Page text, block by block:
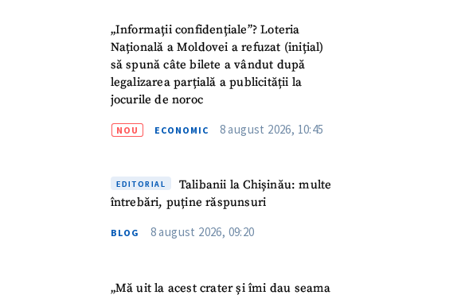
„Informații confidențiale”? Loteria
Națională a Moldovei a refuzat (inițial)
să spună câte bilete a vândut după
legalizarea parțială a publicității la
jocurile de noroc
NOU ECONOMIC 8 august 2026, 10:45
EDITORIAL
Talibanii la Chișinău: multe
întrebări, puține răspunsuri
BLOG 8 august 2026, 09:20
„Mă uit la acest crater și îmi dau seama
+ Numele meu